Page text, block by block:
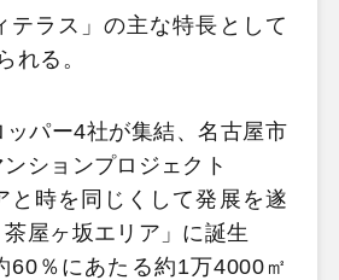
ラス」の主な特長として
れる。
パー4社が集結、名古屋市
ションプロジェクト
時を同じくして発展を遂
屋ヶ坂エリア」に誕生
％にあたる約1万4000㎡